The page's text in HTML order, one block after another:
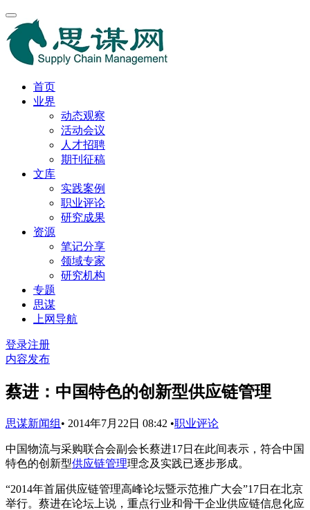
首页
业界
动态观察
活动会议
人才招聘
期刊征稿
文库
实践案例
职业评论
研究成果
资源
笔记分享
领域专家
研究机构
专题
思谋
上网导航
登录注册
内容发布
蔡进：中国特色的创新型供应链管理
思谋新闻组 • 2014年7月22日 08:42 •职业评论
中国物流与采购联合会副会长蔡进17日在此间表示，符合中国
特色的创新型供应链管理理念及实践已逐步形成。
“2014年首届供应链管理高峰论坛暨示范推广大会”17日在北京
举行。蔡进在论坛上说，重点行业和骨干企业供应链信息化应